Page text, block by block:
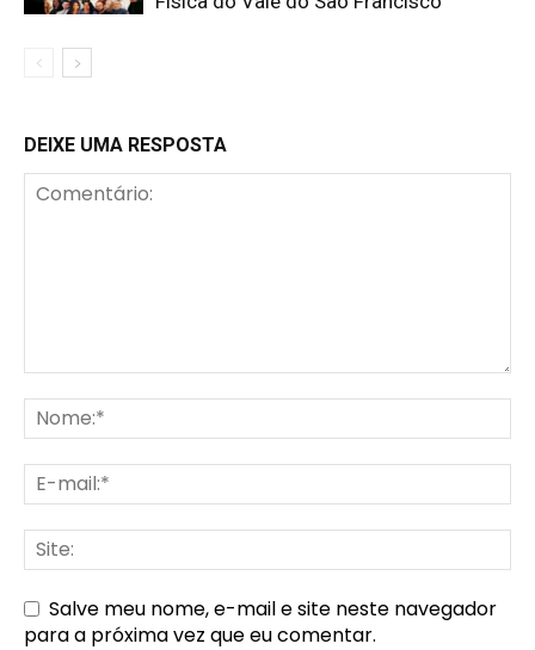
DEIXE UMA RESPOSTA
Salve meu nome, e-mail e site neste navegador
para a próxima vez que eu comentar.